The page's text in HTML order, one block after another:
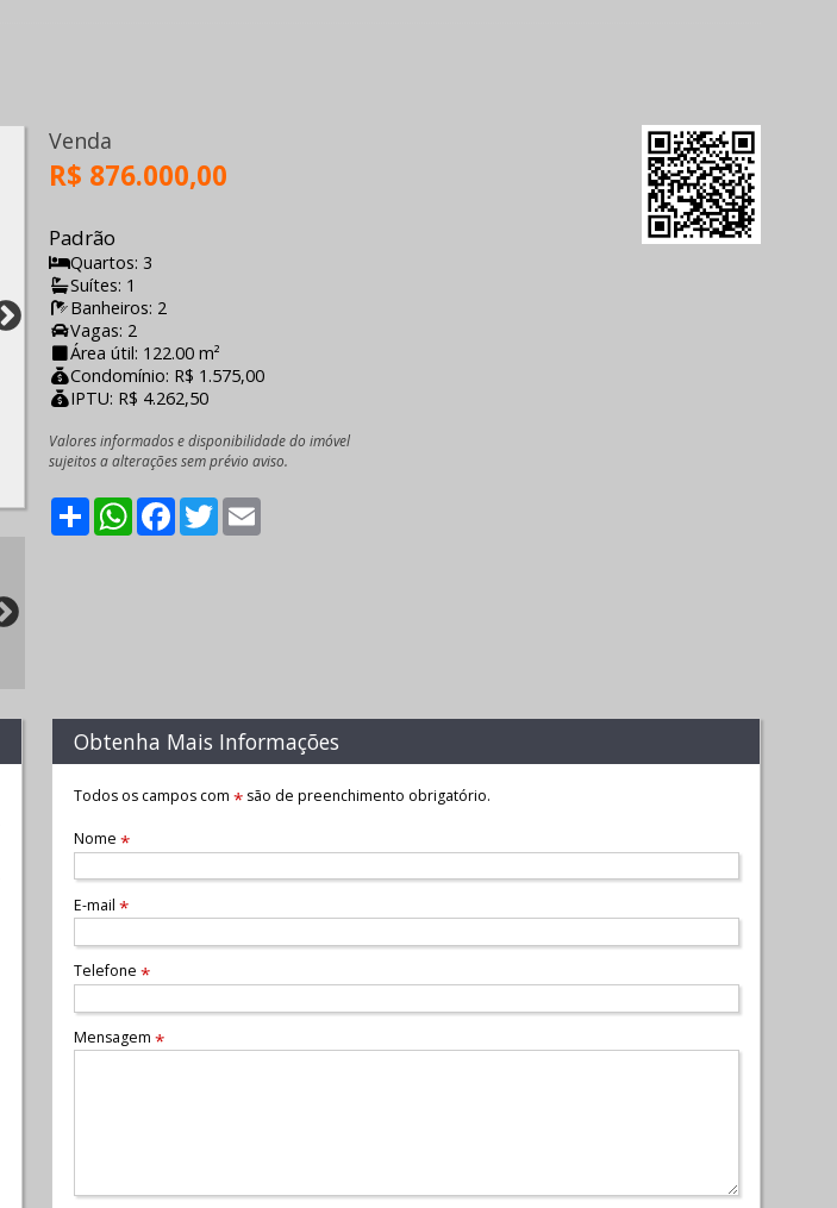
Venda
R$ 876.000,00
Padrão
Quartos: 3
Suítes: 1
Banheiros: 2
Vagas: 2
Área útil: 122.00 m²
Condomínio: R$ 1.575,00
IPTU: R$ 4.262,50
Valores informados e disponibilidade do imóvel
sujeitos a alterações sem prévio aviso.
ShareWhatsApp
Facebook
Twitter
Obtenha Mais Informações
Todos os campos com *são de preenchimento obrigatório.
Nome *
E-mail *
Telefone *
Mensagem *